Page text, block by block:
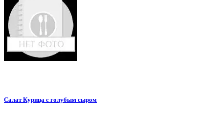
Салат Курица с голубым сыром